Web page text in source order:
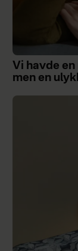
Vi havde
men en